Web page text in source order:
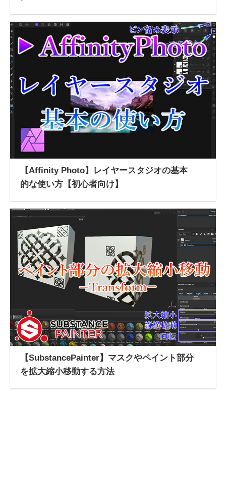
【Affinity Photo】レイヤースタジオの基本
的な使い方【初心者向け】
【SubstancePainter】マスクやペイント部分
を拡大縮小移動する方法